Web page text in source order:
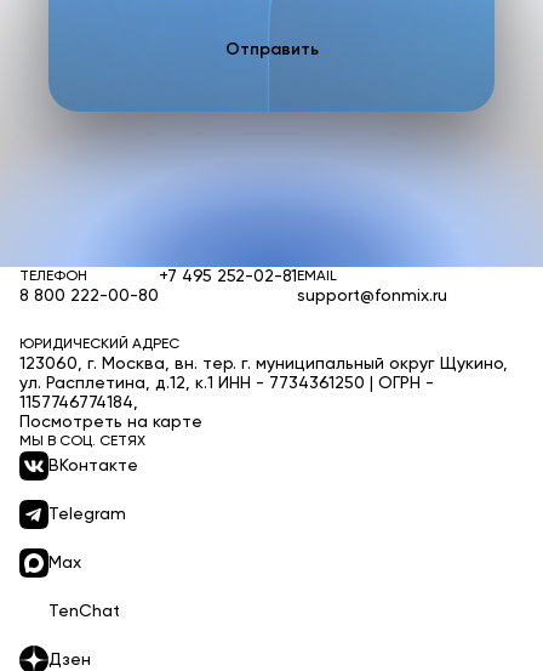
Отправить
ТЕЛЕФОН
8 800 222-00-80
+7 495 252-02-81 EMAIL
support@fonmix.ru
ЮРИДИЧЕСКИЙ АДРЕС
123060, г. Москва, вн. тер. г. муниципальный округ Щукино,
ул. Расплетина, д.12, к.1 ИНН - 7734361250 | ОГРН -
1157746774184,
Посмотреть на карте
МЫ В СОЦ. СЕТЯХ
ВКонтакте
Telegram
Max
TenChat
Дзен